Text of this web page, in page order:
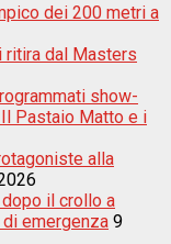
dei 200 metri a
ritira dal Masters
show-
Pastaio Matto e i
alla
il crollo a
emergenza 9